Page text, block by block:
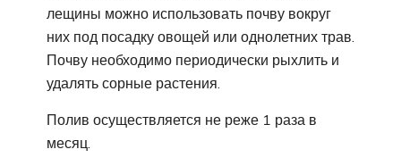
лещины можно использовать почву вокруг
них под посадку овощей или однолетних трав.
Почву необходимо периодически рыхлить и
удалять сорные растения.
Полив осуществляется не реже 1 раза в
месяц.